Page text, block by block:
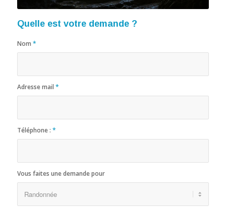
Quelle est votre demande ?
Nom *
Adresse mail *
Téléphone : *
Vous faites une demande pour